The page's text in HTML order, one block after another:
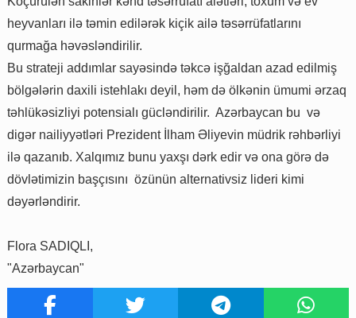
heyvanları ilə təmin edilərək kiçik ailə təsərrüfatlarını
qurmağa həvəsləndirilir.
Bu strateji addımlar sayəsində təkcə işğaldan azad edilmiş
bölgələrin daxili istehlakı deyil, həm də ölkənin ümumi ərzaq
təhlükəsizliyi potensialı gücləndirilir. Azərbaycan bu və
digər nailiyyətləri Prezident İlham Əliyevin müdrik rəhbərliyi
ilə qazanıb. Xalqımız bunu yaxşı dərk edir və ona görə də
dövlətimizin başçısını özünün alternativsiz lideri kimi
dəyərləndirir.
Flora SADIQLI,
"Azərbaycan"